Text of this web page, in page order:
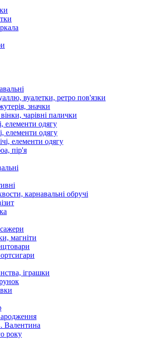
вуалетки, ретро пов'язки
значки
чарівні палички
елементи одягу
елементи одягу
елементи одягу
пір'я
карнавальні обручі
магніти
іграшки
Валентина
року